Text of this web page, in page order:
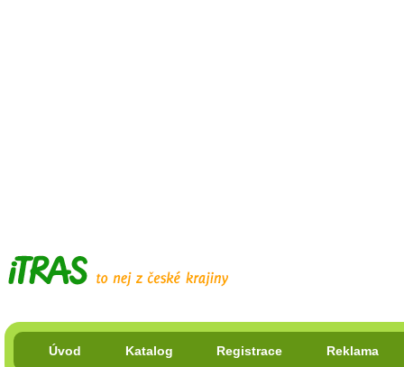
Úvod Katalog Registrace Reklama